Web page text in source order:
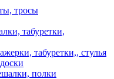
тросы
табуретки,
табуретки,, стулья
полки